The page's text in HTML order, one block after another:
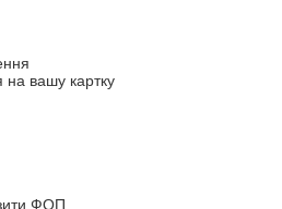
на вашу картку
ФОП